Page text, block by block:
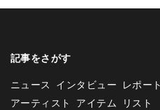
記事をさがす
ニュース インタビュー レポート
アーティスト アイテム
リスト